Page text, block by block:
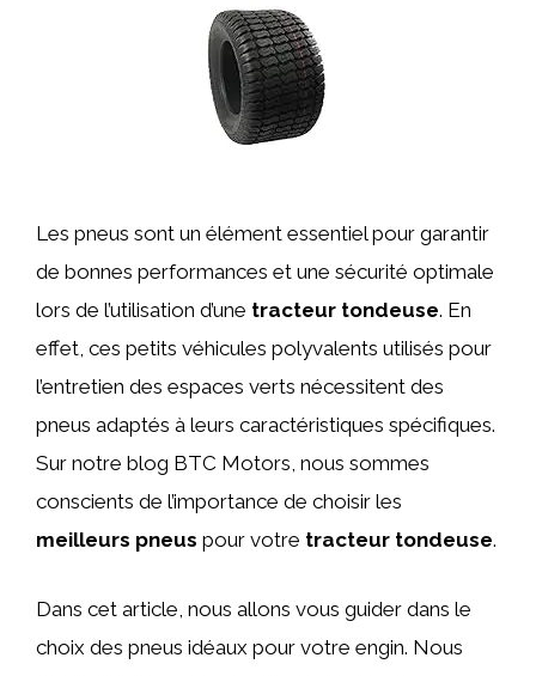
Les pneus sont un élément essentiel pour garantir
de bonnes performances et une sécurité optimale
lors de l’utilisation d’une tracteur tondeuse. En
effet, ces petits véhicules polyvalents utilisés pour
l’entretien des espaces verts nécessitent des
pneus adaptés à leurs caractéristiques spécifiques.
Sur notre blog BTC Motors, nous sommes
conscients de l’importance de choisir les
meilleurs pneus pour votre tracteur tondeuse.
Dans cet article, nous allons vous guider dans le
choix des pneus idéaux pour votre engin. Nous